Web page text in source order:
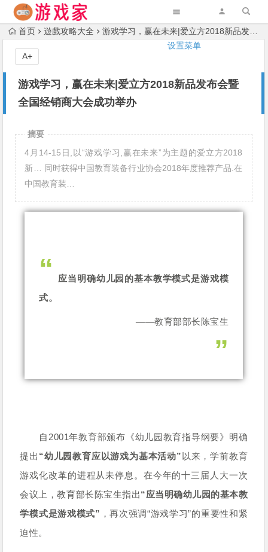
设置菜单
首页 遊戲攻略大全 游戏学习，赢在未来|爱立方2018新品发布会暨全国经销商大会成功举办
游戏学习，赢在未来|爱立方2018新品发布会暨
全国经销商大会成功举办
A+
摘要
4月14-15日,以“游戏学习,赢在未来”为主题的爱立方2018
新… 同时获得中国教育装备行业协会2018年度推荐产品.在
中国教育装…
“
应当明确幼儿园的基本教学模式是游戏模
式。
——教育部部长陈宝生
”
自2001年教育部颁布《幼儿园教育指导纲要》明确
提出 “幼儿园教育应以游戏为基本活动” 以来，学前教育
游戏化改革的进程从未停息。在今年的十三届人大一次
会议上，教育部长陈宝生指出“应当明确幼儿园的基本教
学模式是游戏模式” ，再次强调“游戏学习”的重要性和紧
迫性。